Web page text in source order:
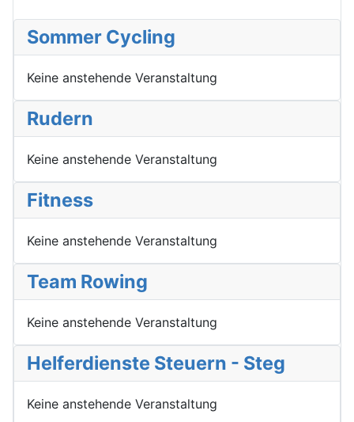
Sommer Cycling
Keine anstehende Veranstaltung
Rudern
Keine anstehende Veranstaltung
Fitness
Keine anstehende Veranstaltung
Team Rowing
Keine anstehende Veranstaltung
Helferdienste Steuern - Steg
Keine anstehende Veranstaltung